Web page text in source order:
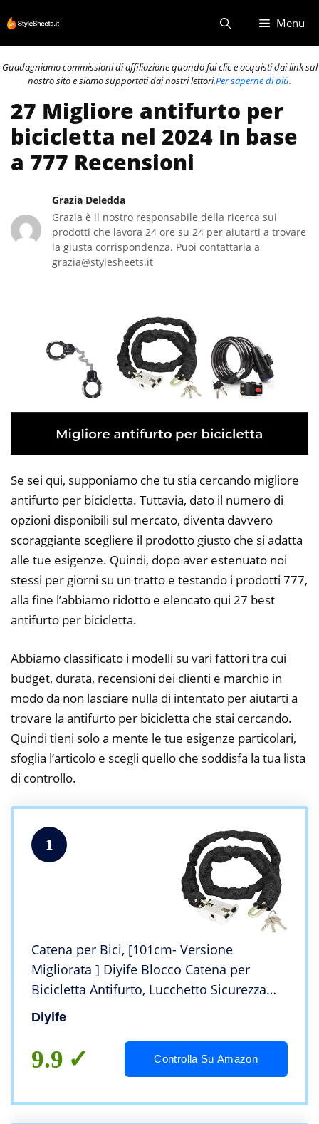
al
contenuto
Menu
Guadagniamo commissioni di affiliazione quando fai clic e acquisti dai link sul
nostro sito e siamo supportati dai nostri lettori.Per saperne di più.
27 Migliore antifurto per
bicicletta nel 2024 In base
a 777 Recensioni
Grazia Deledda
Grazia è il nostro responsabile della ricerca sui
prodotti che lavora 24 ore su 24 per aiutarti a trovare
la giusta corrispondenza. Puoi contattarla a
grazia@stylesheets.it
Se sei qui, supponiamo che tu stia cercando migliore
antifurto per bicicletta. Tuttavia, dato il numero di
opzioni disponibili sul mercato, diventa davvero
scoraggiante scegliere il prodotto giusto che si adatta
alle tue esigenze. Quindi, dopo aver estenuato noi
stessi per giorni su un tratto e testando i prodotti 777,
alla fine l’abbiamo ridotto e elencato qui 27 best
antifurto per bicicletta.
Abbiamo classificato i modelli su vari fattori tra cui
budget, durata, recensioni dei clienti e marchio in
modo da non lasciare nulla di intentato per aiutarti a
trovare la antifurto per bicicletta che stai cercando.
Quindi tieni solo a mente le tue esigenze particolari,
sfoglia l’articolo e scegli quello che soddisfa la tua lista
di controllo.
1
Catena per Bici, [101cm- Versione
Migliorata ] Diyife Blocco Catena per
Bicicletta Antifurto, Lucchetto Sicurezza
Antifurto per Biciclette con 3 Chiave per
Ciclismo,Motocicli, Passeggini,Scooter
Diyife
9.9 Controlla Su Amazon